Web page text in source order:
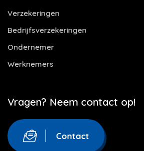
Verzekeringen
Bedrijfsverzekeringen
Ondernemer
Werknemers
Vragen? Neem contact op!
Contact